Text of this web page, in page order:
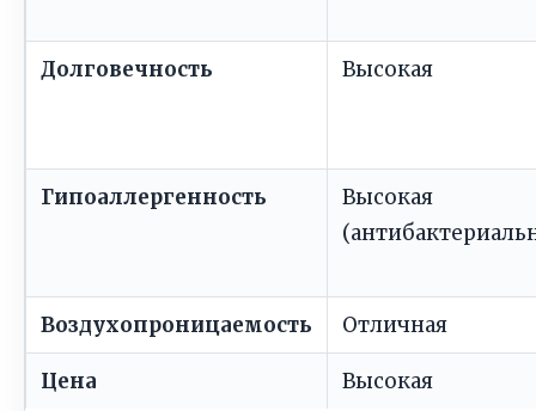
Долговечность Высокая
Гипоаллергенность
Высокая
Воздухопроницаемость Отличная
Цена Высокая